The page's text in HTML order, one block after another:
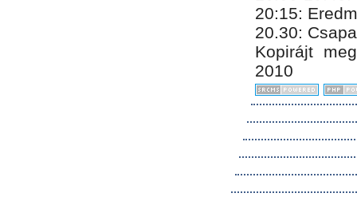
20:​15​:
​20.30:
Kopirájt
2010